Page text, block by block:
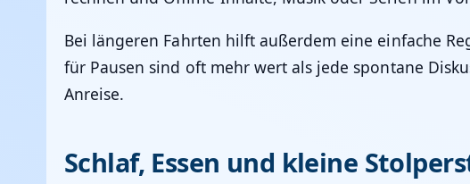
Bei längeren Fahrten hilft außerdem eine einfache
für Pausen sind oft mehr wert als jede spontane
Anreise.
Schlaf, Essen und kleine